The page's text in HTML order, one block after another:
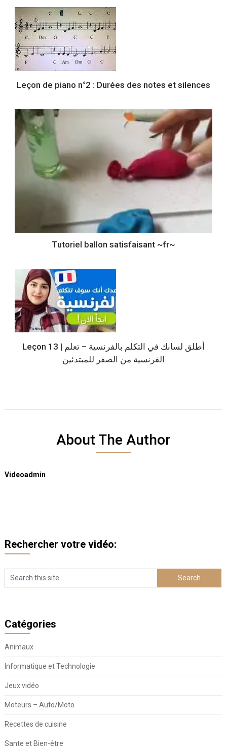
Leçon de piano n°2 : Durées des notes et silences
Tutoriel ballon satisfaisant ~fr~
Leçon 13 | أطلق لسانك في التكلم بالفرنسية – تعلم
الفرنسية من الصفر للمبتدئين
About The Author
Videoadmin
Rechercher votre vidéo:
Catégories
Animaux
Informatique et Technologie
Jeux vidéo
Moteurs – Auto/Moto
Recettes de cuisine
Sante et Bien-être